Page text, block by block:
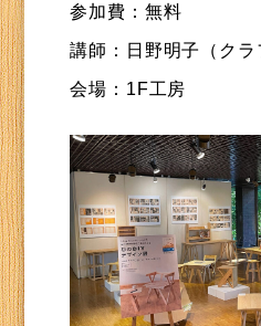
参加費：無料
講師：日野明子（クラ
会場：1F工房